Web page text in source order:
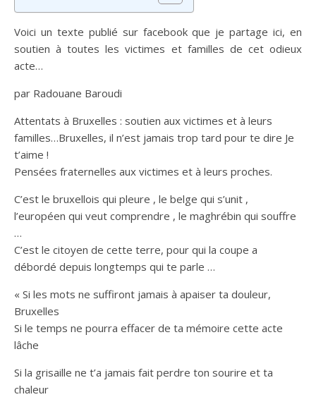
Voici un texte publié sur facebook que je partage ici, en
soutien à toutes les victimes et familles de cet odieux
acte…
par Radouane Baroudi
Attentats à Bruxelles : soutien aux victimes et à leurs
familles…Bruxelles, il n’est jamais trop tard pour te dire Je
t’aime !
Pensées fraternelles aux victimes et à leurs proches.
C’est le bruxellois qui pleure , le belge qui s’unit ,
l’européen qui veut comprendre , le maghrébin qui souffre
…
C’est le citoyen de cette terre, pour qui la coupe a
débordé depuis longtemps qui te parle …
« Si les mots ne suffiront jamais à apaiser ta douleur,
Bruxelles
Si le temps ne pourra effacer de ta mémoire cette acte
lâche
Si la grisaille ne t’a jamais fait perdre ton sourire et ta
chaleur